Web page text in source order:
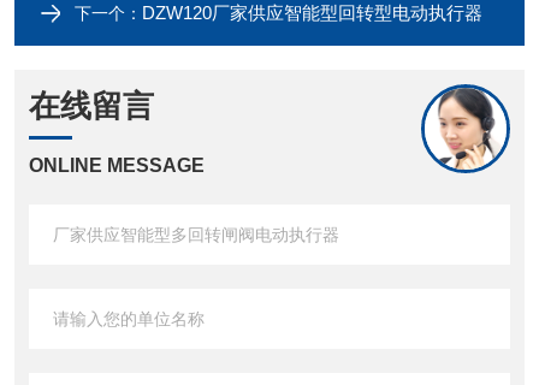
下一个： DZW120厂家供应智能型回转型电动执行器
在线留言
ONLINE MESSAGE